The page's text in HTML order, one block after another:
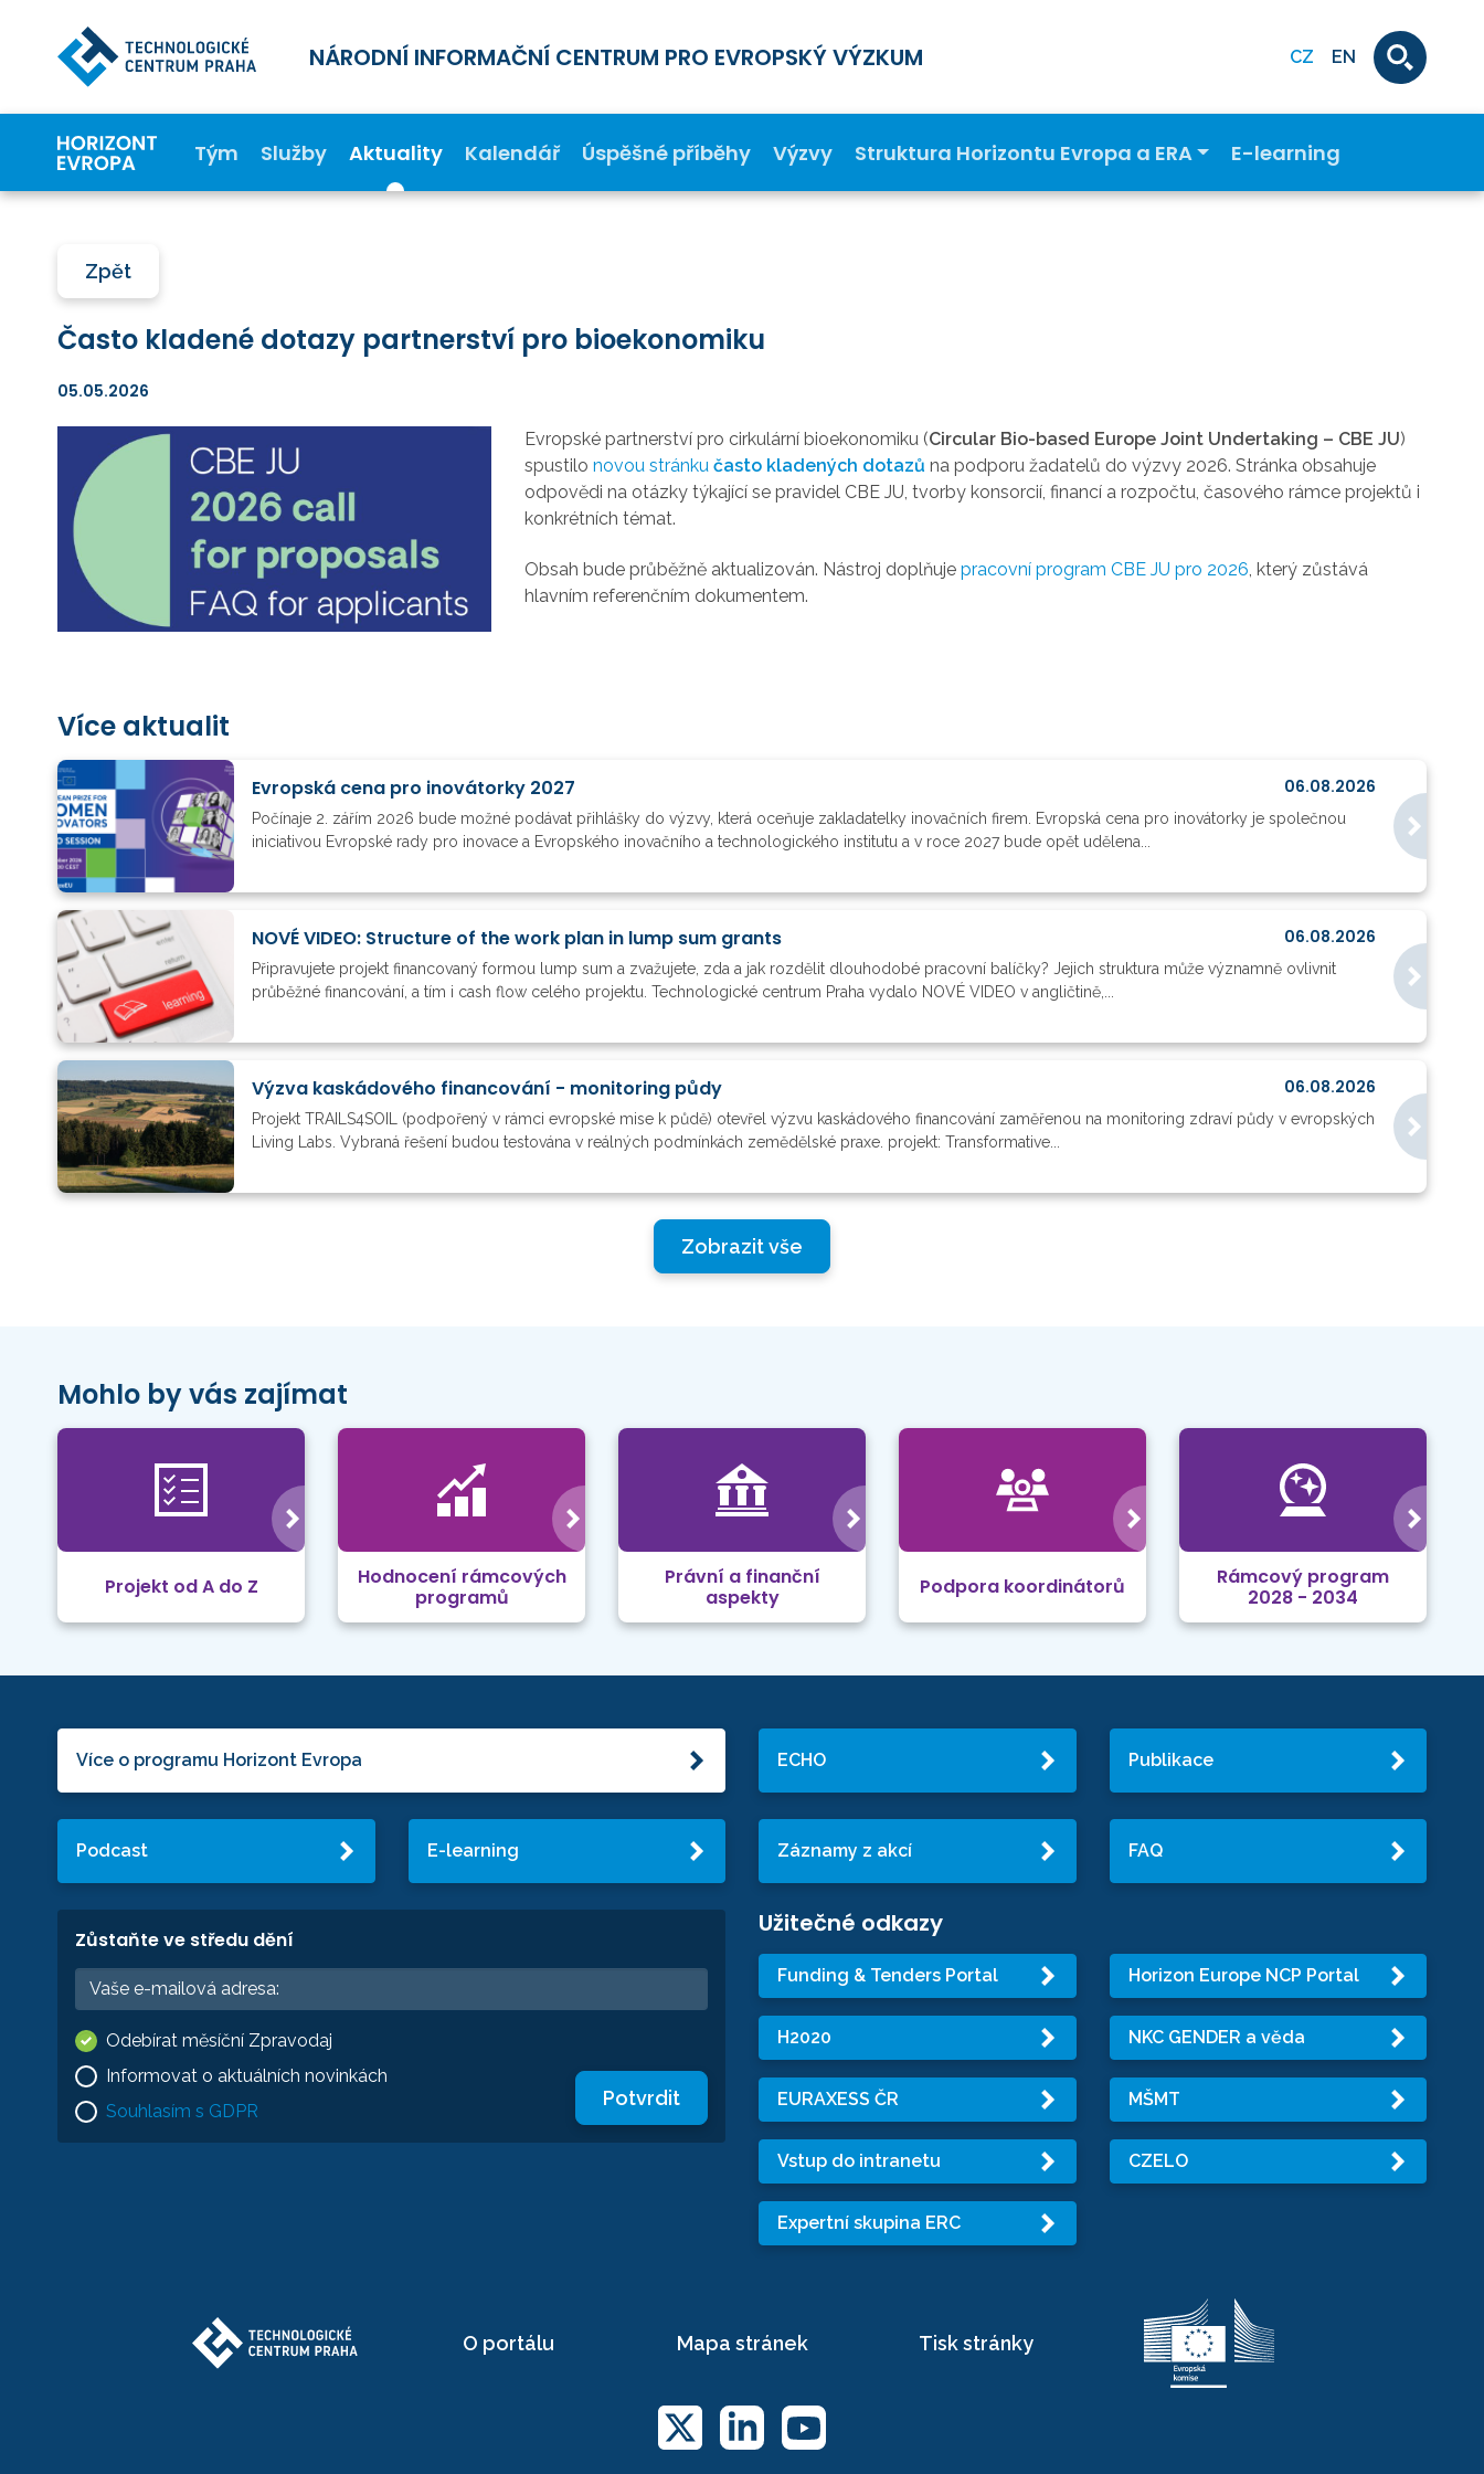
NÁRODNÍ INFORMAČNÍ CENTRUM PRO EVROPSKÝ VÝZKUM CZ EN
Tým Služby Aktuality Kalendář Úspěšné příběhy Výzvy Struktura Horizontu Evropa a ERA E-learning
Zpět
Často kladené dotazy partnerství pro bioekonomiku
05.05.2026
Evropské partnerstvípro cirkulární bioekonomiku (Circular Bio-based Europe Joint Undertaking – CBE JU)
spustilonovou stránkučasto kladených dotazů na podporu žadatelů do výzvy 2026. Stránka obsahuje
odpovědi na otázky týkající se pravidel CBE JU, tvorby konsorcií, financí a rozpočtu, časového rámce projektů i
konkrétních témat.
Obsah bude průběžně aktualizován. Nástroj doplňujepracovní program CBE JU pro 2026, který zůstává
hlavním referenčním dokumentem.
Více aktualit
Evropská cena pro inovátorky 2027 06.08.2026
Počínaje 2. zářím 2026 bude možné podávat přihlášky do výzvy, která oceňuje zakladatelky inovačních firem. Evropská cena pro inovátorky je společnou
iniciativou Evropské rady pro inovace a Evropského inovačního a technologického institutu a v roce 2027 bude opět udělena...
NOVÉ VIDEO: Structure of the work plan in lump sum grants 06.08.2026
Připravujete projekt financovaný formou lump sum a zvažujete, zda a jak rozdělit dlouhodobé pracovní balíčky? Jejich struktura může významně ovlivnit
průběžné financování, a tím i cash flow celého projektu. Technologické centrum Praha vydalo NOVÉ VIDEO v angličtině,...
Výzva kaskádového financování - monitoring půdy 06.08.2026
Projekt TRAILS4SOIL (podpořený v rámci evropské mise k půdě) otevřel výzvu kaskádového financování zaměřenou na monitoring zdraví půdy v evropských
Living Labs. Vybraná řešení budou testována v reálných podmínkách zemědělské praxe. projekt: Transformative...
Zobrazit vše
Mohlo by vás zajímat
Projekt od A do Z
Hodnocení rámcových
programů
Právní a finanční
aspekty
Podpora koordinátorů
Rámcový program
2028 - 2034
Více o programu Horizont Evropa
Podcast E-learning
Zůstaňte ve středu dění
Odebírat měsíční Zpravodaj
Informovat o aktuálních novinkách
Souhlasím s GDPR
Potvrdit
ECHO Publikace
Záznamy z akcí FAQ
Užitečné odkazy
Funding & Tenders Portal Horizon Europe NCP Portal
H2020 NKC GENDER a věda
EURAXESS ČR MŠMT
Vstup do intranetu CZELO
Expertní skupina ERC
O portálu Mapa stránek Tisk stránky